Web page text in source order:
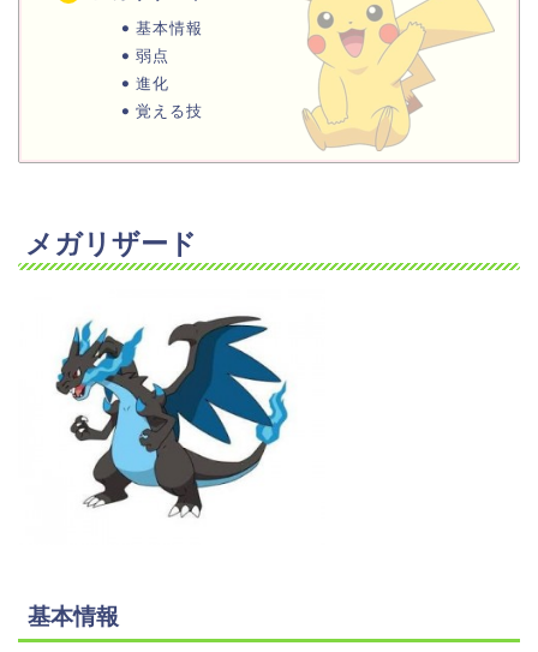
基本情報
弱点
進化
覚える技
メガリザード
基本情報